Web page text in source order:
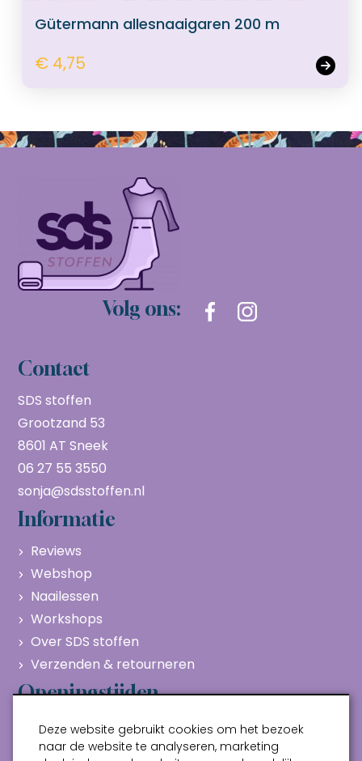
Gütermann allesnaaigaren 200 m
€ 4,75
Volg ons:
Contact
SDS stoffen
Grootzand 53
8601 AT Sneek
06 27 55 3550
sonja@sdsstoffen.nl
Informatie
Reviews
Webshop
Naailessen
Workshops
Over SDS stoffen
Verzenden & retourneren
Openingstijden
Maandag
Gesloten
Dinsdag
10:00 - 17:00
Deze website gebruikt cookies om het bezoek
naar de website te analyseren, marketing